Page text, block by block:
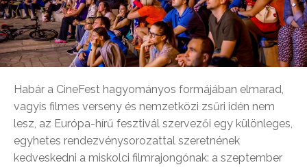
Habár a CineFest hagyományos formájában elmarad,
vagyis filmes verseny és nemzetközi zsűri idén nem
lesz, az Európa-hírű fesztivál szervezői egy különleges,
egyhetes rendezvénysorozattal szeretnének
kedveskedni a miskolci filmrajongónak: a szeptember